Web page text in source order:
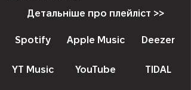
Детальніше про плейліст >>
Spotify Apple Music Deezer
YT Music YouTube TIDAL